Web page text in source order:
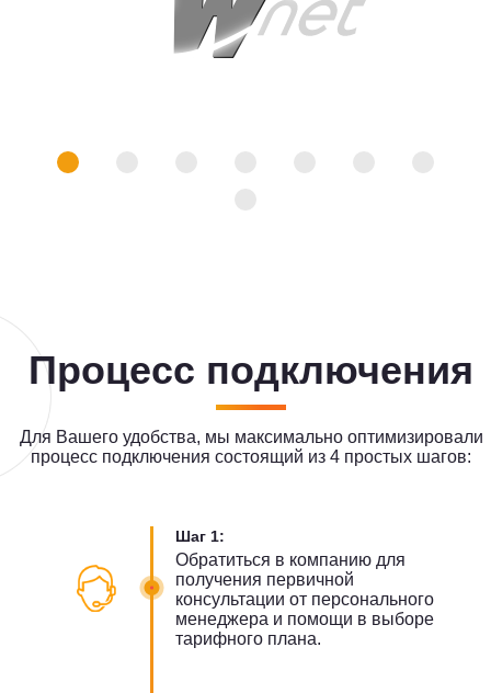
Процесс подключения
Для Вашего удобства, мы максимально оптимизировали
процесс подключения состоящий из 4 простых шагов:
Шаг 1:
Обратиться в компанию для
получения первичной
консультации от персонального
менеджера и помощи в выборе
тарифного плана.